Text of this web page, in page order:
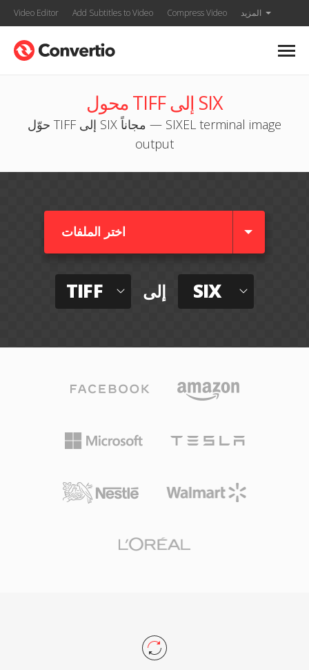
Video Editor Add Subtitles to Video Compress Video المزيد
محول TIFF إلى SIX
حوّل TIFF إلى SIX مجاناً — SIXEL terminal image
output
اختر الملفات
TIFF إلى SIX